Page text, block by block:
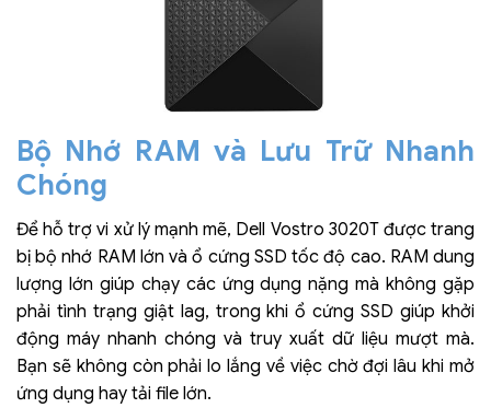
Bộ Nhớ RAM và Lưu Trữ Nhanh
Chóng
Để hỗ trợ vi xử lý mạnh mẽ, Dell Vostro 3020T được trang
bị bộ nhớ RAM lớn và ổ cứng SSD tốc độ cao. RAM dung
lượng lớn giúp chạy các ứng dụng nặng mà không gặp
phải tình trạng giật lag, trong khi ổ cứng SSD giúp khởi
động máy nhanh chóng và truy xuất dữ liệu mượt mà.
Bạn sẽ không còn phải lo lắng về việc chờ đợi lâu khi mở
ứng dụng hay tải file lớn.